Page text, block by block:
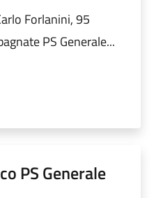
Forlanini, 95
PS Generale...
PS Generale